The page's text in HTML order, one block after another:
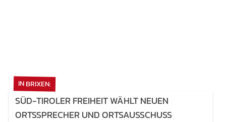
IN BRIXEN:
SÜD-TIROLER FREIHEIT WÄHLT NEUEN
ORTSSPRECHER UND ORTSAUSSCHUSS